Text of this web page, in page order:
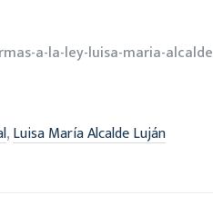
a-la-ley-luisa-maria-alcalde
,Luisa María Alcalde Luján